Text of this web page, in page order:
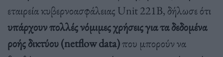
εταιρεία κυβερνοασφάλειας Unit 221B, δήλωσε ότι
υπάρχουν πολλές νόμιμες χρήσεις για τα δεδομένα
ροής δικτύου (netflow data)που μπορούν να